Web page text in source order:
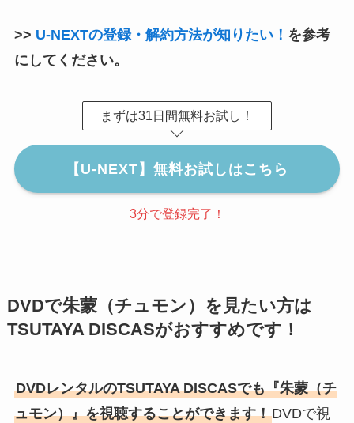
>> U-NEXTの登録・解約方法が知りたい！ を参考
にしてください。
まずは31日間無料お試し！
【U-NEXT】無料お試しはこちら
3分で登録完了！
DVDで朱蒙（チュモン）を見たい方は
TSUTAYA DISCASがおすすめです！
DVDレンタルのTSUTAYA DISCASでも『朱蒙（チ
ュモン）』を視聴することができます！DVDで視